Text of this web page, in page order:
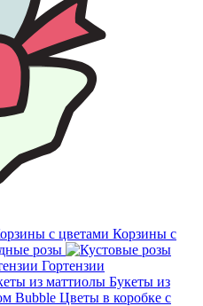
Корзины с
розы
Гортензии
Букеты из
Цветы в коробке с